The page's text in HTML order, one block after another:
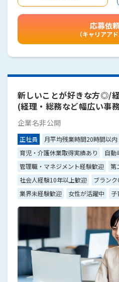
応募依
（キャリアア
新しいことが好きな方◎/
(経理・総務など幅広い事
企業名非公開
正社員 月平均残業時間20時間以内
育児・介護休業取得実績あり
自動
管理職・マネジメント経験歓迎
第
社会人経験10年以上歓迎
ブランク
業界未経験歓迎
女性が活躍中 子